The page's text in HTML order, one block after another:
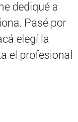
dediqué a
Pasé por
elegí la
el profesional